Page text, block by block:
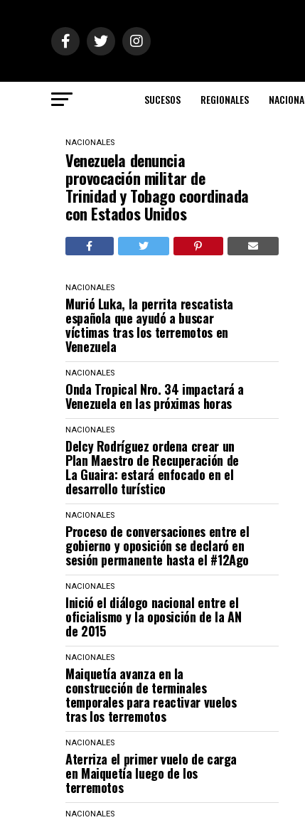
SUCESOS REGIONALES
NACIONALES
Venezuela denuncia
provocación militar de
Trinidad y Tobago coordinada
con Estados Unidos
NACIONALES
Murió Luka, la perrita rescatista
española que ayudó a buscar
víctimas tras los terremotos en
Venezuela
NACIONALES
Onda Tropical Nro. 34 impactará a
Venezuela en las próximas horas
NACIONALES
Delcy Rodríguez ordena crear un
Plan Maestro de Recuperación de
La Guaira: estará enfocado en el
desarrollo turístico
NACIONALES
Proceso de conversaciones entre el
gobierno y oposición se declaró en
sesión permanente hasta el #12Ago
NACIONALES
Inició el diálogo nacional entre el
oficialismo y la oposición de la AN
de 2015
NACIONALES
Maiquetía avanza en la
construcción de terminales
temporales para reactivar vuelos
tras los terremotos
NACIONALES
Aterriza el primer vuelo de carga
en Maiquetía luego de los
terremotos
NACIONALES